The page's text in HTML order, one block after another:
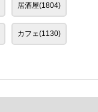
居酒屋(1804)
カフェ(1130)